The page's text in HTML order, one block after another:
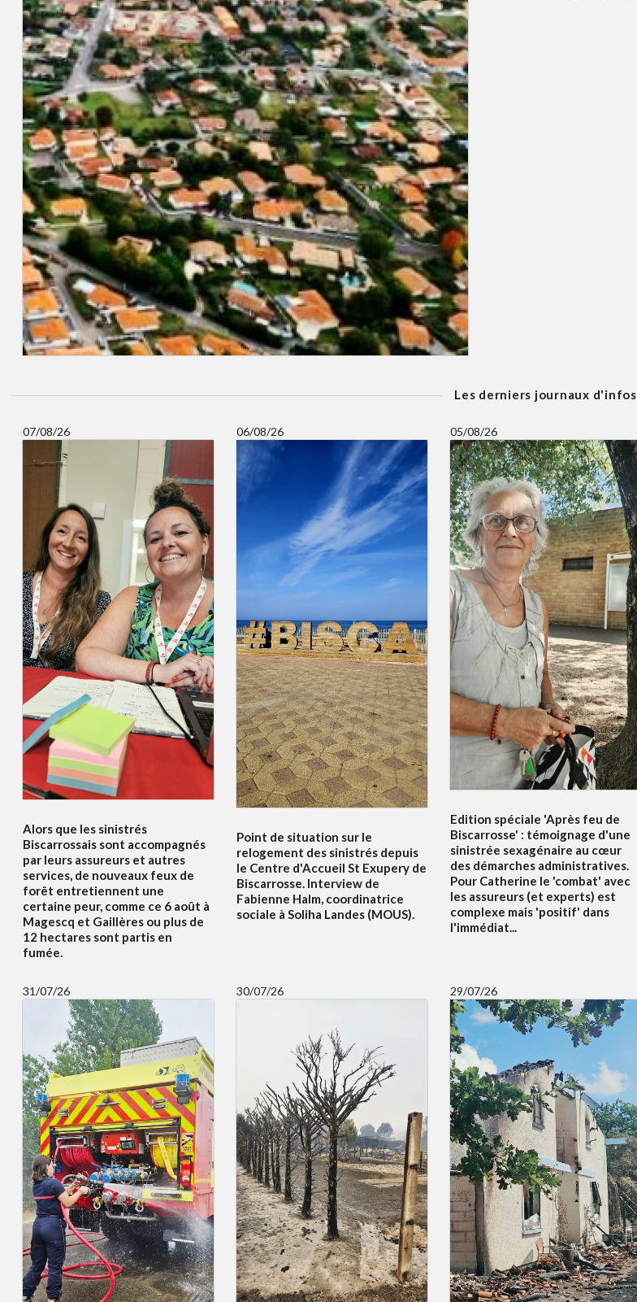
Les derniers journaux d'infos
07/08/26
Alors que les sinistrés
Biscarrossais sont accompagnés
par leurs assureurs et autres
services, de nouveaux feux de
forêt entretiennent une
certaine peur, comme ce 6 août à
Magescq et Gaillères ou plus de
12 hectares sont partis en
fumée.
06/08/26
Point de situation sur le
relogement des sinistrés depuis
le Centre d'Accueil St Exupery de
Biscarrosse. Interview de
Fabienne Halm, coordinatrice
sociale à Soliha Landes (MOUS).
05/08/26
Edition spéciale 'Après feu de
Biscarrosse' : témoignage d'une
sinistrée sexagénaire au cœur
des démarches administratives.
Pour Catherine le 'combat' avec
les assureurs (et experts) est
complexe mais 'positif' dans
l'immédiat...
31/07/26 30/07/26 29/07/26